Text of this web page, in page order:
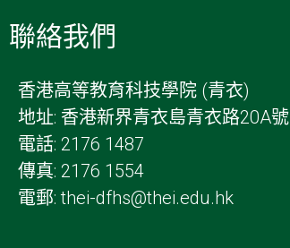
聯絡我們
香港高等教育科技學院 (青衣)
地址: 香港新界青衣島青衣路20A號
電話: 2176 1487
傳真: 2176 1554
電郵: thei-dfhs@thei.edu.hk